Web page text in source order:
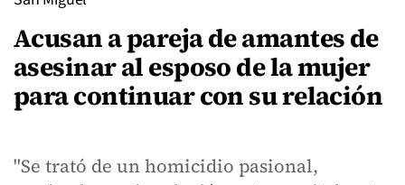
Acusan a pareja de amantes de
asesinar al esposo de la mujer
para continuar con su relación
"Se trató de un homicidio pasional,